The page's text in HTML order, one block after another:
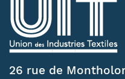
26 rue de